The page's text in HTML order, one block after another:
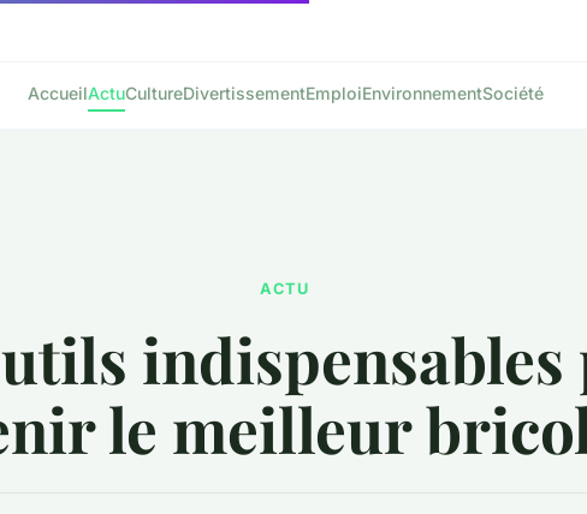
AccueilActuCultureDivertissementEmploiEnvironnementSociété
ACTU
le meilleur